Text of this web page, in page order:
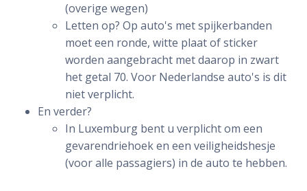
(overige wegen)
Letten op? Op auto's met spijkerbanden
moet een ronde, witte plaat of sticker
worden aangebracht met daarop in zwart
het getal 70. Voor Nederlandse auto's is dit
niet verplicht.
En verder?
In Luxemburg bent u verplicht om een
gevarendriehoek en een veiligheidshesje
(voor alle passagiers) in de auto te hebben.